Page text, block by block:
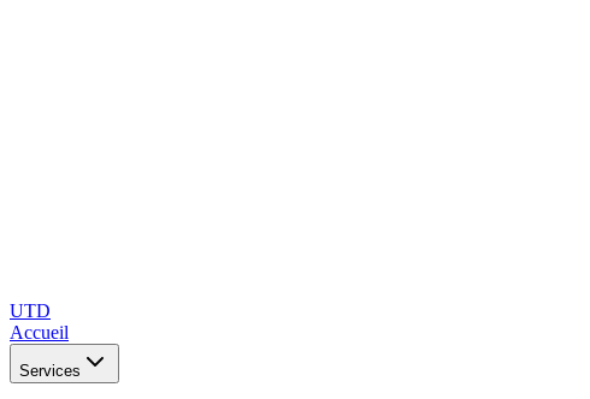
UTD
Accueil
Services